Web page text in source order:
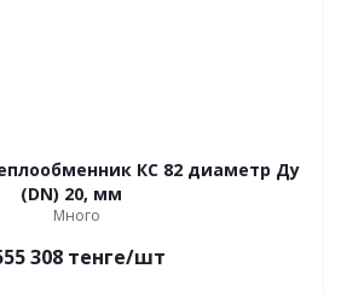
КС 82 диаметр Ду
(DN) 20, мм
Много
308 тенге/шт